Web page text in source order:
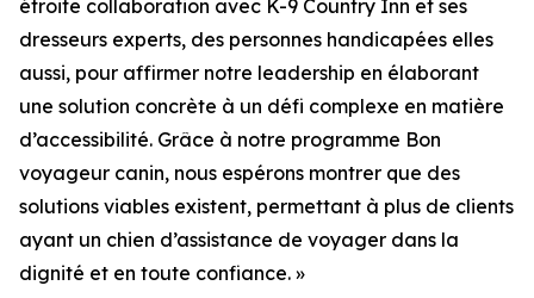
étroite collaboration avec K-9 Country Inn et ses
dresseurs experts, des personnes handicapées elles
aussi, pour affirmer notre leadership en élaborant
une solution concrète à un défi complexe en matière
d’accessibilité. Grâce à notre programme Bon
voyageur canin, nous espérons montrer que des
solutions viables existent, permettant à plus de clients
ayant un chien d’assistance de voyager dans la
dignité et en toute confiance. »